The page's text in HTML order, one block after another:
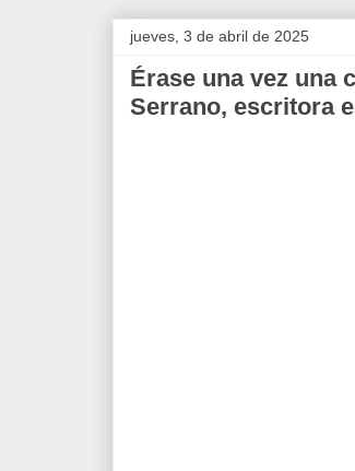
jueves, 3 de abril de 2025
Érase una vez una
Serrano, escritora